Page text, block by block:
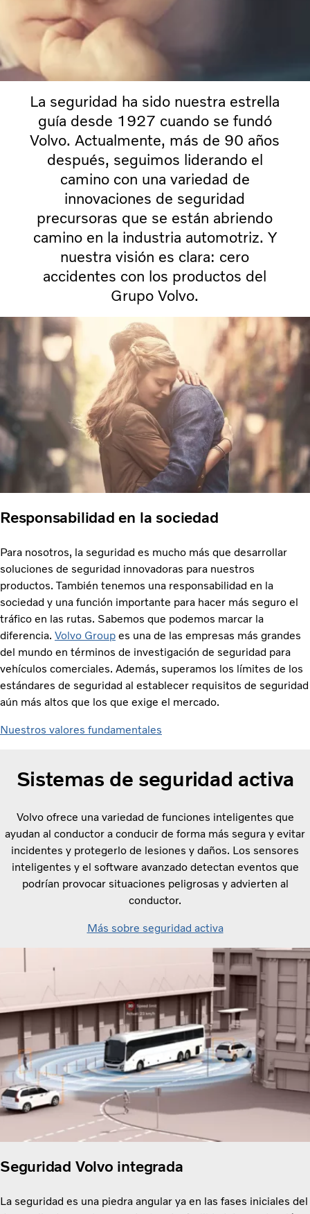
La seguridad ha sido nuestra estrella
guía desde 1927 cuando se fundó
Volvo. Actualmente, más de 90 años
después, seguimos liderando el
camino con una variedad de
innovaciones de seguridad
precursoras que se están abriendo
camino en la industria automotriz. Y
nuestra visión es clara: cero
accidentes con los productos del
Grupo Volvo.
Responsabilidad en la sociedad
Para nosotros, la seguridad es mucho más que desarrollar
soluciones de seguridad innovadoras para nuestros
productos. También tenemos una responsabilidad en la
sociedad y una función importante para hacer más seguro el
tráfico en las rutas. Sabemos que podemos marcar la
diferencia. Volvo Group es una de las empresas más grandes
del mundo en términos de investigación de seguridad para
vehículos comerciales. Además, superamos los límites de los
estándares de seguridad al establecer requisitos de seguridad
aún más altos que los que exige el mercado.
Nuestros valores fundamentales
Sistemas de seguridad activa
Volvo ofrece una variedad de funciones inteligentes que
ayudan al conductor a conducir de forma más segura y evitar
incidentes y protegerlo de lesiones y daños. Los sensores
inteligentes y el software avanzado detectan eventos que
podrían provocar situaciones peligrosas y advierten al
conductor.
Más sobre seguridad activa
Seguridad Volvo integrada
La seguridad es una piedra angular ya en las fases iniciales del